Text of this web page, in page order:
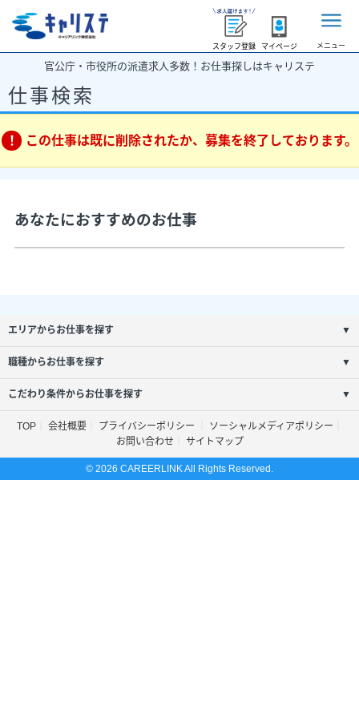
スタッフ登録 マイページ メニュー
官公庁・市役所の派遣求人多数！お仕事探しはキャリステ
仕事検索
この仕事は既に削除されたか、募集を終了しております。
あなたにおすすめのお仕事
エリアからお仕事を探す ▼
職種からお仕事を探す ▼
こだわり条件からお仕事を探す ▼
TOP 会社概要 プライバシーポリシー
ソーシャルメディアポリシー
お問い合わせ
サイトマップ
© 2026 CAREERLINK All Rights Reserved.